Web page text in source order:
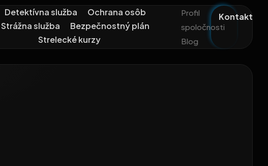
Detektívna služba
Ochrana osôb
Strážna služba
Bezpečnostný plán
Strelecké kurzy
Profil
spoločnosti
Blog
Kontakt